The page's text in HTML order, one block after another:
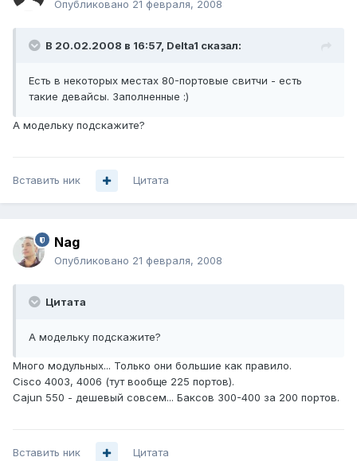
Опубликовано 21 февраля, 2008
В 20.02.2008 в 16:57, Delta1 сказал:
Есть в некоторых местах 80-портовые свитчи - есть
такие девайсы. Заполненные :)
А модельку подскажите?
Вставить ник Цитата
Nag
Опубликовано 21 февраля, 2008
Цитата
А модельку подскажите?
Много модульных... Только они большие как правило.
Cisco 4003, 4006 (тут вообще 225 портов).
Cajun 550 - дешевый совсем... Баксов 300-400 за 200 портов.
Вставить ник Цитата